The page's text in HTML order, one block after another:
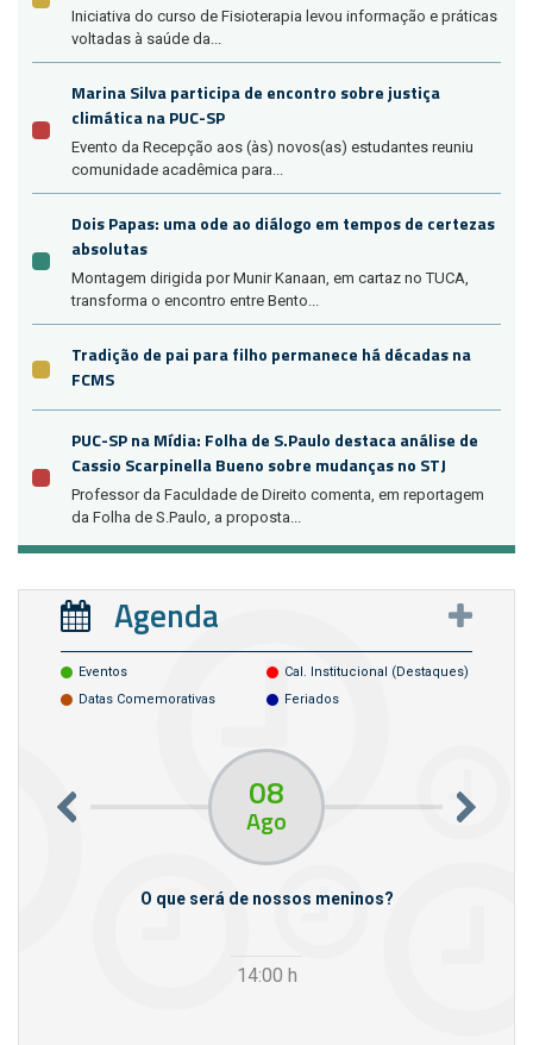
Iniciativa do curso de Fisioterapia levou informação e práticas
voltadas à saúde da...
Marina Silva participa de encontro sobre justiça
climática na PUC-SP
Evento da Recepção aos (às) novos(as) estudantes reuniu
comunidade acadêmica para...
Dois Papas: uma ode ao diálogo em tempos de certezas
absolutas
Montagem dirigida por Munir Kanaan, em cartaz no TUCA,
transforma o encontro entre Bento...
Tradição de pai para filho permanece há décadas na
FCMS
PUC-SP na Mídia: Folha de S.Paulo destaca análise de
Cassio Scarpinella Bueno sobre mudanças no STJ
Professor da Faculdade de Direito comenta, em reportagem
da Folha de S.Paulo, a proposta...
Agenda
Eventos
Cal. Institucional (destaques)
Datas Comemorativas
Feriados
08
Ago
O que será de nossos meninos?
14:00 h